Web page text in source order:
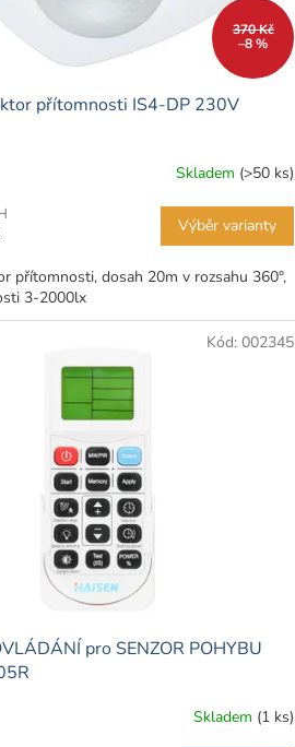
370 Kč
–8 %
přítomnosti IS4-DP 230V
Skladem (>50 ks)
Výběr varianty
přítomnosti, dosah 20m v rozsahu 360°,
3-2000lx
pro SENZOR POHYBU
Skladem (1 ks)
Kód:002345